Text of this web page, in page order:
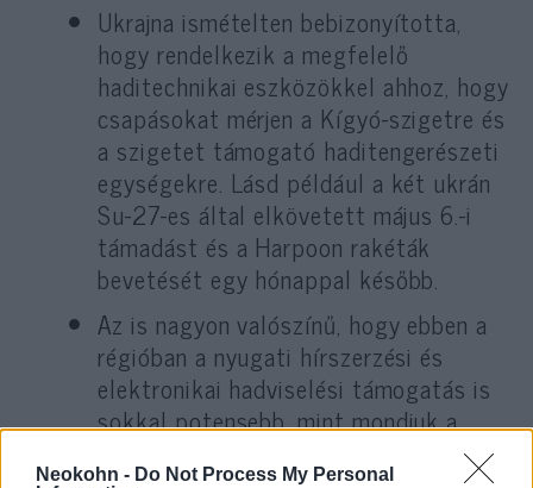
Neokohn - Do Not Process My Personal
Ukrajna ismételten bebizonyította,
hogy rendelkezik a megfelelő
haditechnikai eszközökkel ahhoz, hogy
csapásokat mérjen a Kígyó-szigetre és
a szigetet támogató haditengerészeti
egységekre. Lásd például a két ukrán
Su-27-es által elkövetett május 6.-i
támadást és a Harpoon rakéták
bevetését egy hónappal később.
Az is nagyon valószínű, hogy ebben a
régióban a nyugati hírszerzési és
elektronikai hadviselési támogatás is
sokkal potensebb, mint mondjuk a
donbászi hadszíntéren. A legjobb példa